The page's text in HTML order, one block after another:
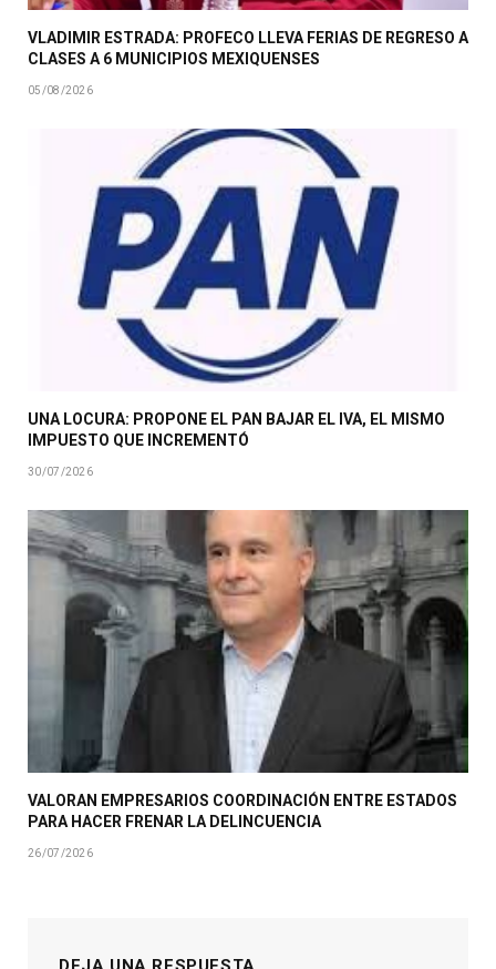
VLADIMIR ESTRADA: PROFECO LLEVA FERIAS DE REGRESO A
CLASES A 6 MUNICIPIOS MEXIQUENSES
05/08/2026
UNA LOCURA: PROPONE EL PAN BAJAR EL IVA, EL MISMO
IMPUESTO QUE INCREMENTÓ
30/07/2026
VALORAN EMPRESARIOS COORDINACIÓN ENTRE ESTADOS
PARA HACER FRENAR LA DELINCUENCIA
26/07/2026